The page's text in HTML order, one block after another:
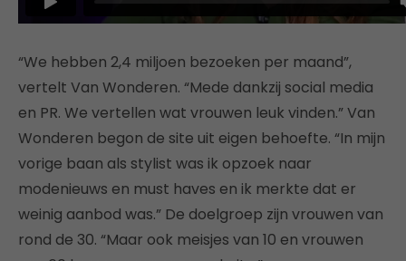
“We hebben 2,4 miljoen bezoeken per maand”,
vertelt Van Wonderen. “Mede dankzij social media
en PR. We vertellen wat vrouwen leuk vinden.” Van
Wonderen begon de site uit eigen behoefte. “In mijn
vorige baan als stylist was ik opzoek naar
modenieuws en must haves en ik merkte dat er
weinig aanbod was.” De doelgroep zijn vrouwen van
rond de 30. “Maar ook meisjes van 10 en vrouwen